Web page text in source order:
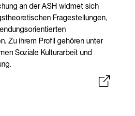
an der ASH widmet sich
Fragestellungen,
Zu ihrem Profil gehören unter
Soziale Kulturarbeit und